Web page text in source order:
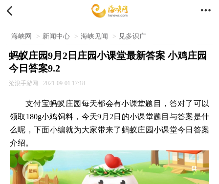
 
海峡网 > 新闻中心 > 海峡见闻 > 见多识广
蚂蚁庄园9月2日庄园小课堂最新答案 小鸡庄园
今日答案9.2
沧浪手游网 2021-09-01 17:18
支付宝蚂蚁庄园每天都会有小课堂题目，答对了可以
领取180g小鸡饲料，今天9月2日的小课堂题目与答案是什
么呢，下面小编就为大家带来了蚂蚁庄园小课堂今日答案
介绍。